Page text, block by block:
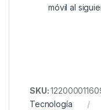
móvil al
SKU:
Tecnología